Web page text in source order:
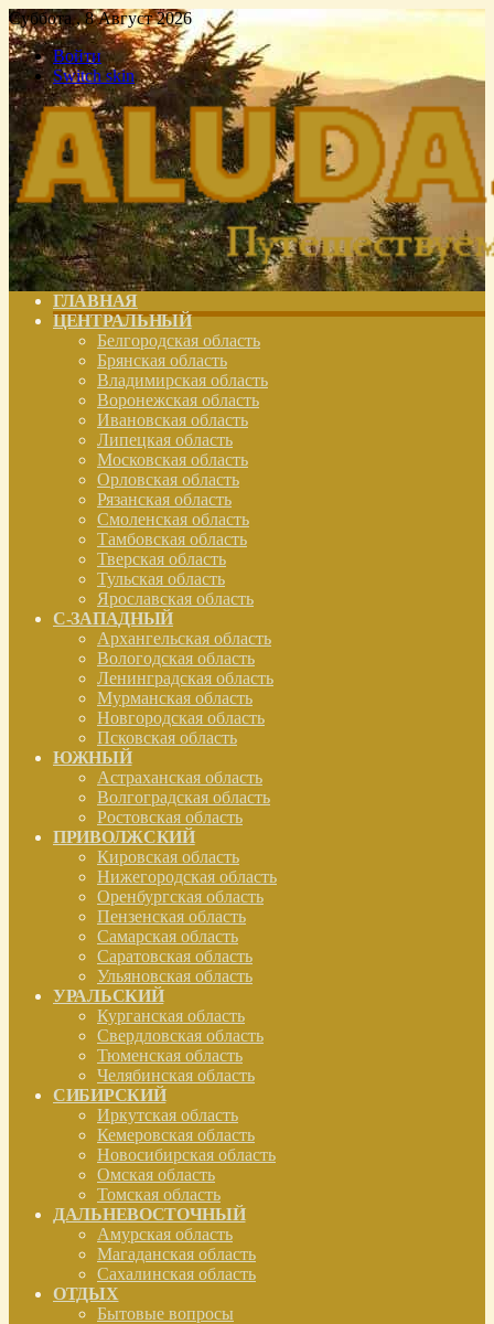
Суббота , 8 Август 2026
Войти
Switch skin
ГЛАВНАЯ
ЦЕНТРАЛЬНЫЙ
Белгородская область
Брянская область
Владимирская область
Воронежская область
Ивановская область
Липецкая область
Московская область
Орловская область
Рязанская область
Смоленская область
Тамбовская область
Тверская область
Тульская область
Ярославская область
С-ЗАПАДНЫЙ
Архангельская область
Вологодская область
Ленинградская область
Мурманская область
Новгородская область
Псковская область
ЮЖНЫЙ
Астраханская область
Волгоградская область
Ростовская область
ПРИВОЛЖСКИЙ
Кировская область
Нижегородская область
Оренбургская область
Пензенская область
Самарская область
Саратовская область
Ульяновская область
УРАЛЬСКИЙ
Курганская область
Свердловская область
Тюменская область
Челябинская область
СИБИРСКИЙ
Иркутская область
Кемеровская область
Новосибирская область
Омская область
Томская область
ДАЛЬНЕВОСТОЧНЫЙ
Амурская область
Магаданская область
Сахалинская область
ОТДЫХ
Бытовые вопросы